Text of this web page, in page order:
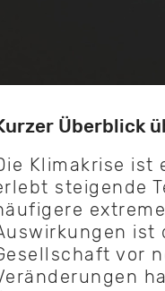
Überblick
Klimakrise ist
steigende
ist
vor